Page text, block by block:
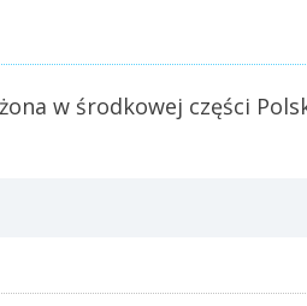
w środkowej części